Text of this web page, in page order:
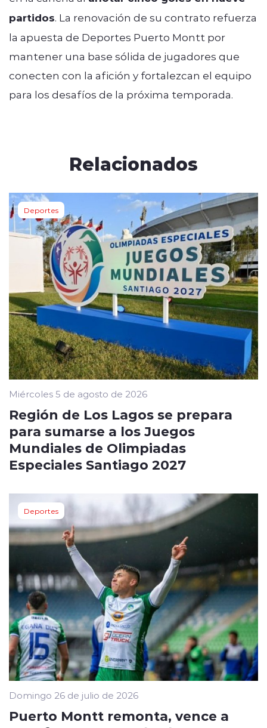
partidos. La renovación de su contrato refuerza
la apuesta de Deportes Puerto Montt por
mantener una base sólida de jugadores que
conecten con la afición y fortalezcan el equipo
para los desafíos de la próxima temporada.
Relacionados
Deportes
Miércoles 5 de agosto de 2026
Región de Los Lagos se prepara
para sumarse a los Juegos
Mundiales de Olimpiadas
Especiales Santiago 2027
Deportes
Domingo 26 de julio de 2026
Puerto Montt remonta, vence a